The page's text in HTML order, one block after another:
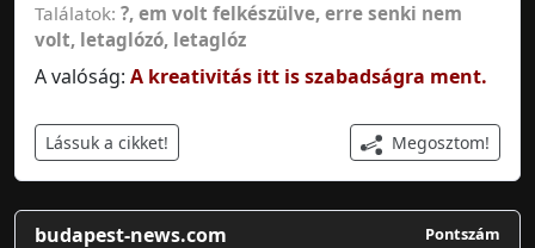
Találatok: ?, em volt felkészülve, erre senki nem
volt, letaglózó, letaglóz
A valóság: A kreativitás itt is szabadságra ment.
Lássuk a cikket! Megosztom!
budapest-news.com Pontszám